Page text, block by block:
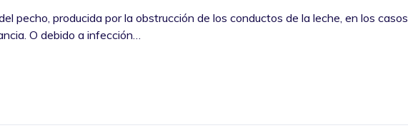
pecho, producida por la obstrucción de los conductos de la leche, en los casos
O debido a infección…